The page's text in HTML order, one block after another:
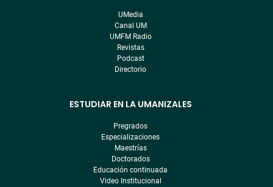
UMedia
Canal UM
UMFM Radio
Revistas
Podcast
Directorio
ESTUDIAR EN LA UMANIZALES
Pregrados
Especializaciones
Maestrías
Doctorados
Educación continuada
Video Institucional